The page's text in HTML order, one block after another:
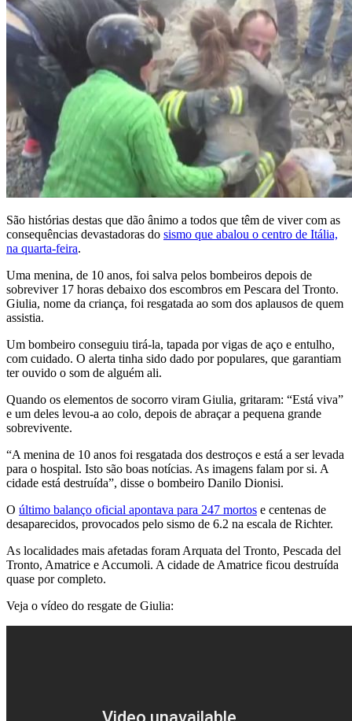
São histórias destas que dão ânimo a todos que têm de viver com as
consequências devastadoras do sismo que abalou o centro de Itália,
na quarta-feira.
Uma menina, de 10 anos, foi salva pelos bombeiros depois de
sobreviver 17 horas debaixo dos escombros em Pescara del Tronto.
Giulia, nome da criança, foi resgatada ao som dos aplausos de quem
assistia.
Um bombeiro conseguiu tirá-la, tapada por vigas de aço e entulho,
com cuidado. O alerta tinha sido dado por populares, que garantiam
ter ouvido o som de alguém ali.
Quando os elementos de socorro viram Giulia, gritaram: “Está viva”
e um deles levou-a ao colo, depois de abraçar a pequena grande
sobrevivente.
“A menina de 10 anos foi resgatada dos destroços e está a ser levada
para o hospital. Isto são boas notícias. As imagens falam por si. A
cidade está destruída”, disse o bombeiro Danilo Dionisi.
O último balanço oficial apontava para 247 mortos e centenas de
desaparecidos, provocados pelo sismo de 6.2 na escala de Richter.
As localidades mais afetadas foram Arquata del Tronto, Pescada del
Tronto, Amatrice e Accumoli. A cidade de Amatrice ficou destruída
quase por completo.
Veja o vídeo do resgate de Giulia: